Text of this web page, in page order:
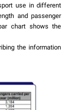
use in different
and passenger
chart shows the
the information